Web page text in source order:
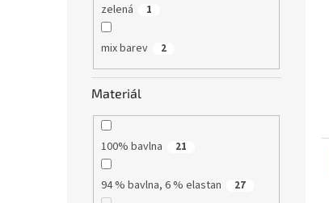
zelená 1
mix barev 2
Materiál
100% bavlna 21
94 % bavlna, 6 % elastan 27